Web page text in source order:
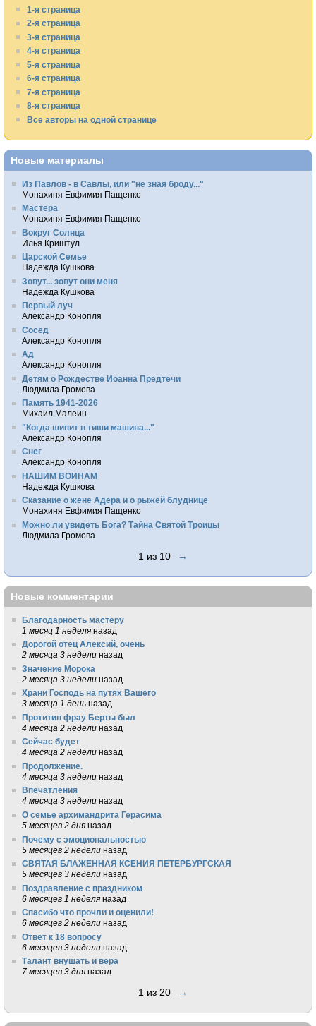
1-я страница
2-я страница
3-я страница
4-я страница
5-я страница
6-я страница
7-я страница
8-я страница
Все авторы на одной странице
Новые материалы
Из Павлов - в Савлы, или "не зная броду..."
Монахиня Евфимия Пащенко
Мастера
Монахиня Евфимия Пащенко
Вокруг Солнца
Илья Криштул
Царской Семье
Надежда Кушкова
Зовут... зовут они меня
Надежда Кушкова
Первый луч
Александр Конопля
Сосед
Александр Конопля
Ад
Александр Конопля
Детям о Рождестве Иоанна Предтечи
Людмила Громова
Память 1941-2026
Михаил Малеин
"Когда шипит в тиши машина..."
Александр Конопля
Снег
Александр Конопля
НАШИМ ВОИНАМ
Надежда Кушкова
Сказание о жене Адера и о рыжей блуднице
Монахиня Евфимия Пащенко
Можно ли увидеть Бога? Тайна Святой Троицы
Людмила Громова
1 из 10 →
Новые комментарии
Благодарность мастеру
1 месяц 1 неделя назад
Дорогой отец Алексий, очень
2 месяца 3 недели назад
Значение Морока
2 месяца 3 недели назад
Храни Господь на путях Вашего
3 месяца 1 день назад
Протитип фрау Берты был
4 месяца 2 недели назад
Сейчас будет
4 месяца 2 недели назад
Продолжение.
4 месяца 3 недели назад
Впечатления
4 месяца 3 недели назад
О семье архимандрита Герасима
5 месяцев 2 дня назад
Почему с эмоциональностью
5 месяцев 2 недели назад
СВЯТАЯ БЛАЖЕННАЯ КСЕНИЯ ПЕТЕРБУРГСКАЯ
5 месяцев 3 недели назад
Поздравление с праздником
6 месяцев 1 неделя назад
Спасибо что прочли и оценили!
6 месяцев 2 недели назад
Ответ к 18 вопросу
6 месяцев 3 недели назад
Талант внушать и вера
7 месяцев 3 дня назад
1 из 20 →